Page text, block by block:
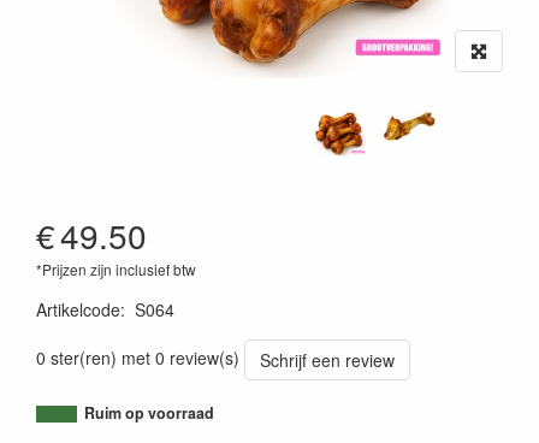
€49.50
*Prijzen zijn inclusief btw
Artikelcode: S064
0 ster(ren) met 0 review(s)
Schrijf een review
Ruim op voorraad